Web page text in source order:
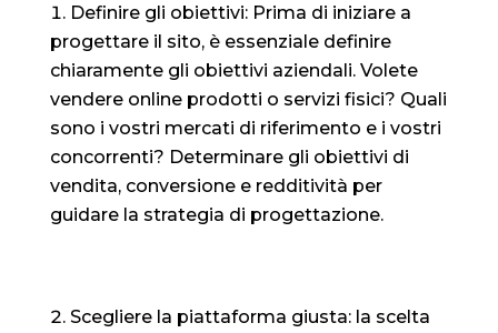
Definire gli obiettivi: Prima di iniziare a
progettare il sito, è essenziale definire
chiaramente gli obiettivi aziendali. Volete
vendere online prodotti o servizi fisici? Quali
sono i vostri mercati di riferimento e i vostri
concorrenti? Determinare gli obiettivi di
vendita, conversione e redditività per
guidare la strategia di progettazione.
Scegliere la piattaforma giusta: la scelta